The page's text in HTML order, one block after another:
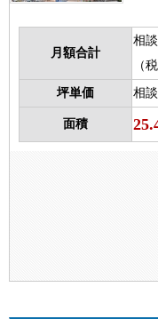
月額合計
相談
（
坪単価 相談
面積